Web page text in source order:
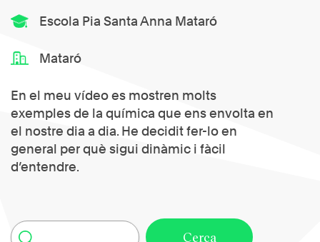
Escola Pia Santa Anna Mataró
Mataró
En el meu vídeo es mostren molts
exemples de la química que ens envolta en
el nostre dia a dia. He decidit fer-lo en
general per què sigui dinàmic i fàcil
d’entendre.